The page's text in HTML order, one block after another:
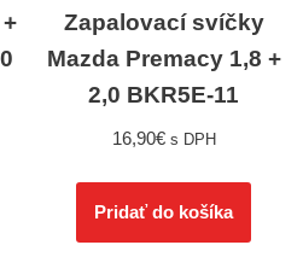
Zapalovací svíčky
Mazda Premacy 1,8 +
2,0 BKR5E-11
16,90€ s DPH
Pridať do košíka